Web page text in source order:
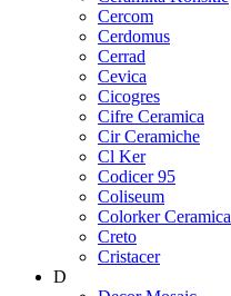
Cercom
Cerdomus
Cerrad
Cevica
Cicogres
Cifre Ceramica
Cir Ceramiche
Cl Ker
Codicer 95
Coliseum
Colorker Ceramica
Creto
Cristacer
D